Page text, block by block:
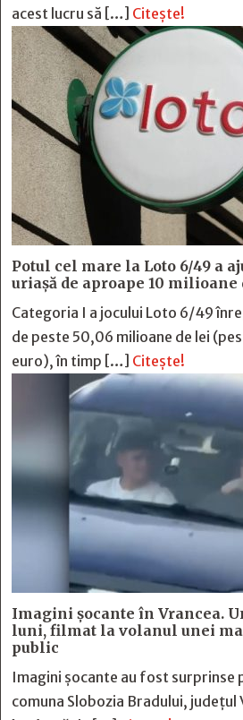
acest lucru să […] Citește!
Potul cel mare la Loto 6/49 a
uriașă de aproape 10 milioane
Categoria I a jocului Loto 6/49
de peste 50,06 milioane de lei
euro), în timp […] Citește!
Imagini șocante în Vrancea.
luni, filmat la volanul unei
public
Imagini șocante au fost surprinse
comuna Slobozia Bradului, județul